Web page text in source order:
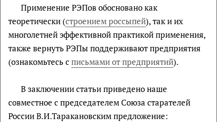
Применение РЭПов обосновано как
теоретически (строением россыпей), так и их
многолетней эффективной практикой применения,
также вернуть РЭПы поддерживают предприятия
(ознакомьтесь списьмами от предприятий).
В заключении статьи приведено наше
совместное с председателем Союза старателей
России В.И.Таракановским предложение: